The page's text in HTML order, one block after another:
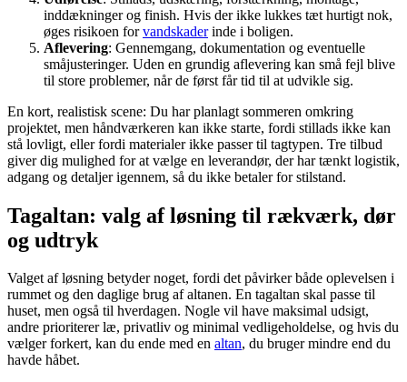
inddækninger og finish. Hvis der ikke lukkes tæt hurtigt nok,
øges risikoen forvandskaderinde i boligen.
Aflevering: Gennemgang, dokumentation og eventuelle
småjusteringer. Uden en grundig aflevering kan små fejl blive
til store problemer, når de først får tid til at udvikle sig.
En kort, realistisk scene: Du har planlagt sommeren omkring
projektet, men håndværkeren kan ikke starte, fordi stillads ikke kan
stå lovligt, eller fordi materialer ikke passer til tagtypen. Tre tilbud
giver dig mulighed for at vælge en leverandør, der har tænkt logistik,
adgang og detaljer igennem, så du ikke betaler for stilstand.
Tagaltan: valg af løsning til rækværk, dør
og udtryk
Valget af løsning betyder noget, fordi det påvirker både oplevelsen i
rummet og den daglige brug af altanen. En tagaltan skal passe til
huset, men også til hverdagen. Nogle vil have maksimal udsigt,
andre prioriterer læ, privatliv og minimal vedligeholdelse, og hvis du
vælger forkert, kan du ende med en altan, du bruger mindre end du
havde håbet.